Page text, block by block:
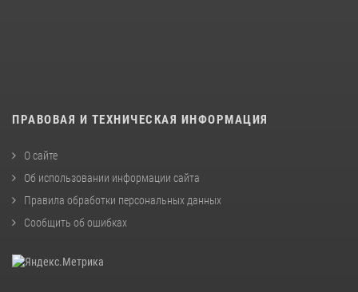
ПРАВОВАЯ И ТЕХНИЧЕСКАЯ ИНФОРМАЦИЯ
О сайте
Об использовании информации сайта
Правила обработки персональных данных
Сообщить об ошибках